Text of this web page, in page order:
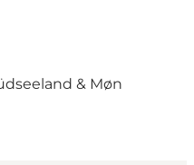
& Møn